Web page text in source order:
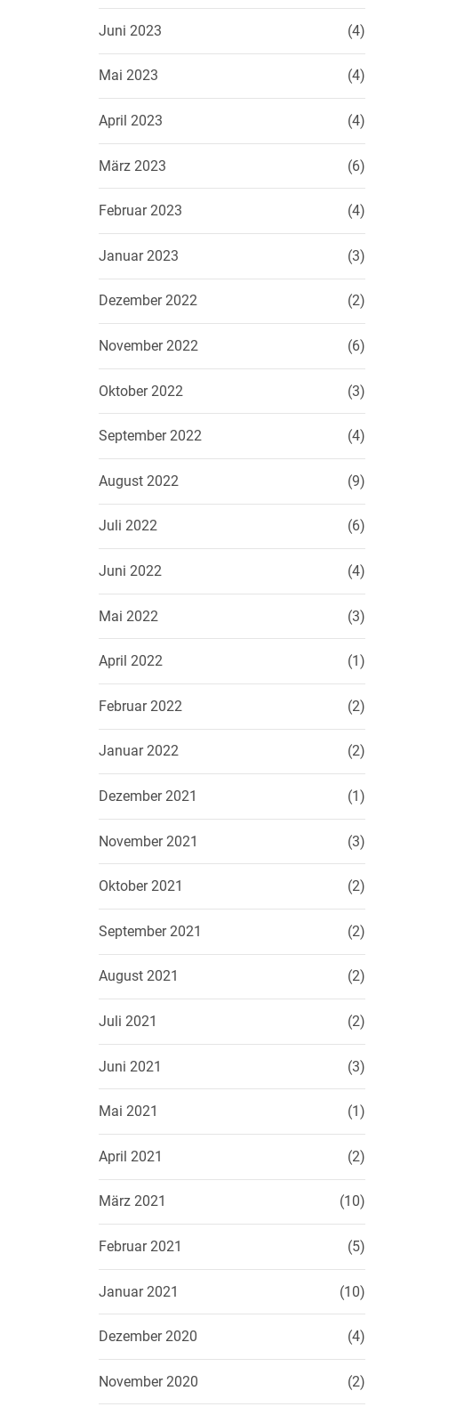
Juni 2023 (4)
Mai 2023 (4)
April 2023 (4)
März 2023 (6)
Februar 2023 (4)
Januar 2023 (3)
Dezember 2022 (2)
November 2022 (6)
Oktober 2022 (3)
September 2022 (4)
August 2022 (9)
Juli 2022 (6)
Juni 2022 (4)
Mai 2022 (3)
April 2022 (1)
Februar 2022 (2)
Januar 2022 (2)
Dezember 2021 (1)
November 2021 (3)
Oktober 2021 (2)
September 2021 (2)
August 2021 (2)
Juli 2021 (2)
Juni 2021 (3)
Mai 2021 (1)
April 2021 (2)
März 2021 (10)
Februar 2021 (5)
Januar 2021 (10)
Dezember 2020 (4)
November 2020 (2)